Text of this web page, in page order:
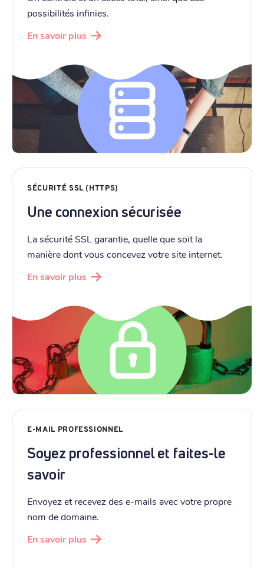
possibilités infinies.
En savoir plus
SÉCURITÉ SSL (HTTPS)
Une connexion sécurisée
La sécurité SSL garantie, quelle que soit la
manière dont vous concevez votre site internet.
En savoir plus
E-MAIL PROFESSIONNEL
Soyez professionnel et faites-le
savoir
Envoyez et recevez des e-mails avec votre propre
nom de domaine.
En savoir plus